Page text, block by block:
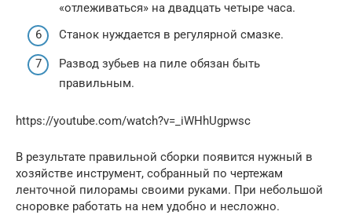
«отлеживаться» на двадцать четыре часа.
Станок нуждается в регулярной смазке.
Развод зубьев на пиле обязан быть
правильным.
https://youtube.com/watch?v=_iWHhUgpwsc
В результате правильной сборки появится нужный в
хозяйстве инструмент, собранный по чертежам
ленточной пилорамы своими руками. При небольшой
сноровке работать на нем удобно и несложно.